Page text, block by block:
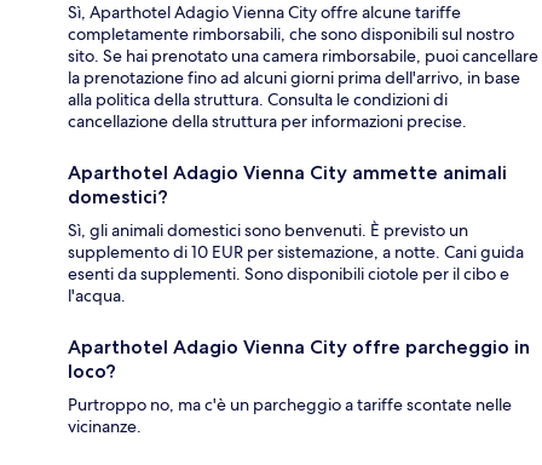
Sì, Aparthotel Adagio Vienna City offre alcune tariffe
completamente rimborsabili, che sono disponibili sul nostro
sito. Se hai prenotato una camera rimborsabile, puoi cancellare
la prenotazione fino ad alcuni giorni prima dell'arrivo, in base
alla politica della struttura. Consulta le condizioni di
cancellazione della struttura per informazioni precise.
Aparthotel Adagio Vienna City ammette animali
domestici?
Sì, gli animali domestici sono benvenuti. È previsto un
supplemento di 10 EUR per sistemazione, a notte. Cani guida
esenti da supplementi. Sono disponibili ciotole per il cibo e
l'acqua.
Aparthotel Adagio Vienna City offre parcheggio in
loco?
Purtroppo no, ma c'è un parcheggio a tariffe scontate nelle
vicinanze.